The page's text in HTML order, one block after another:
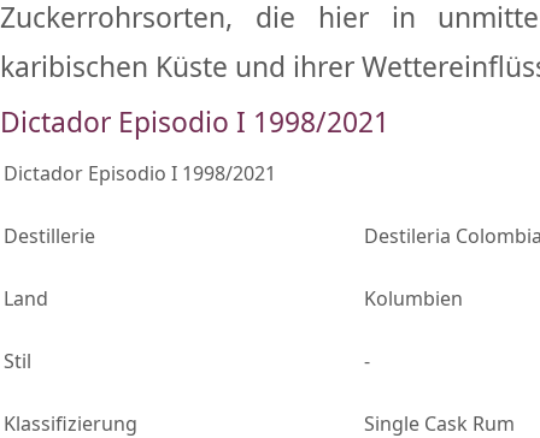
Zuckerrohrsorten, die hier in
karibischen Küste und ihrer
Dictador Episodio I 1998/2021
Dictador Episodio I 1998/2021
Destillerie Destileria
Land Kolumbien
Stil -
Klassifizierung Single Cask Rum